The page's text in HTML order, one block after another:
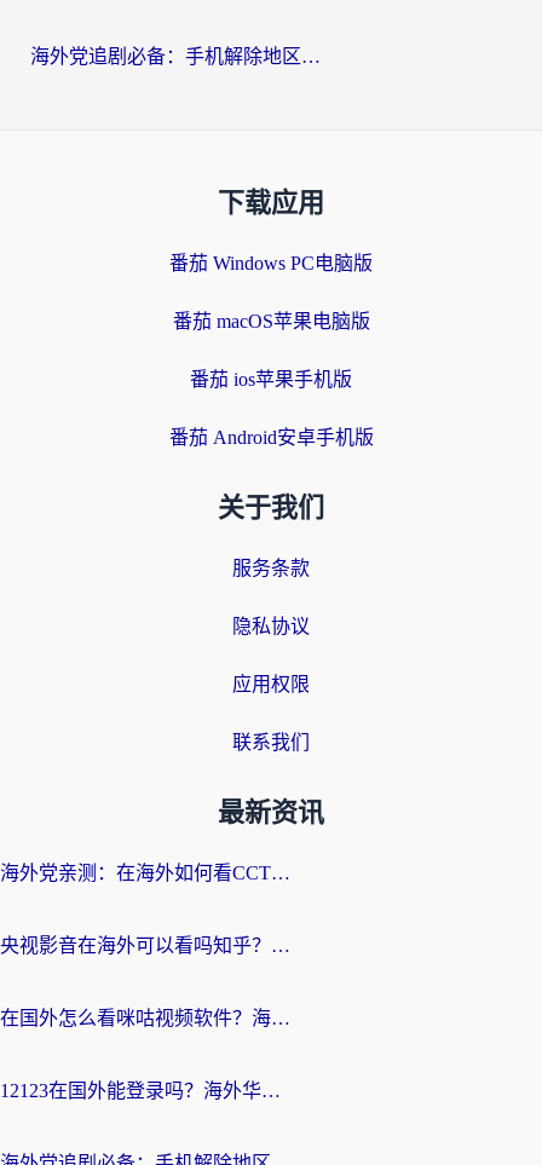
海外党追剧必备：手机解除地区限制app怎么选？解决央视视频&国内剧地区限制全指南
下载应用
番茄 Windows PC电脑版
番茄 macOS苹果电脑版
番茄 ios苹果手机版
番茄 Android安卓手机版
关于我们
服务条款
隐私协议
应用权限
联系我们
最新资讯
海外党亲测：在海外如何看CCTV？告别“仅限大陆播放”的实用指南
央视影音在海外可以看吗知乎？留学生亲测：3步解决地域限制+追剧自由
在国外怎么看咪咕视频软件？海外党亲测有效的回国加速方案
12123在国外能登录吗？海外华人必看的回国加速实用指南